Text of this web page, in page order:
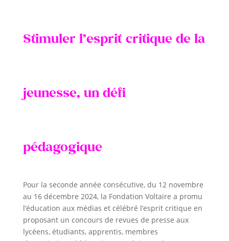
Stimuler l’esprit critique de la
jeunesse, un défi
pédagogique
Pour la seconde année consécutive, du 12 novembre
au 16 décembre 2024, la Fondation Voltaire a promu
l’éducation aux médias et célébré l’esprit critique en
proposant un concours de revues de presse aux
lycéens, étudiants, apprentis, membres